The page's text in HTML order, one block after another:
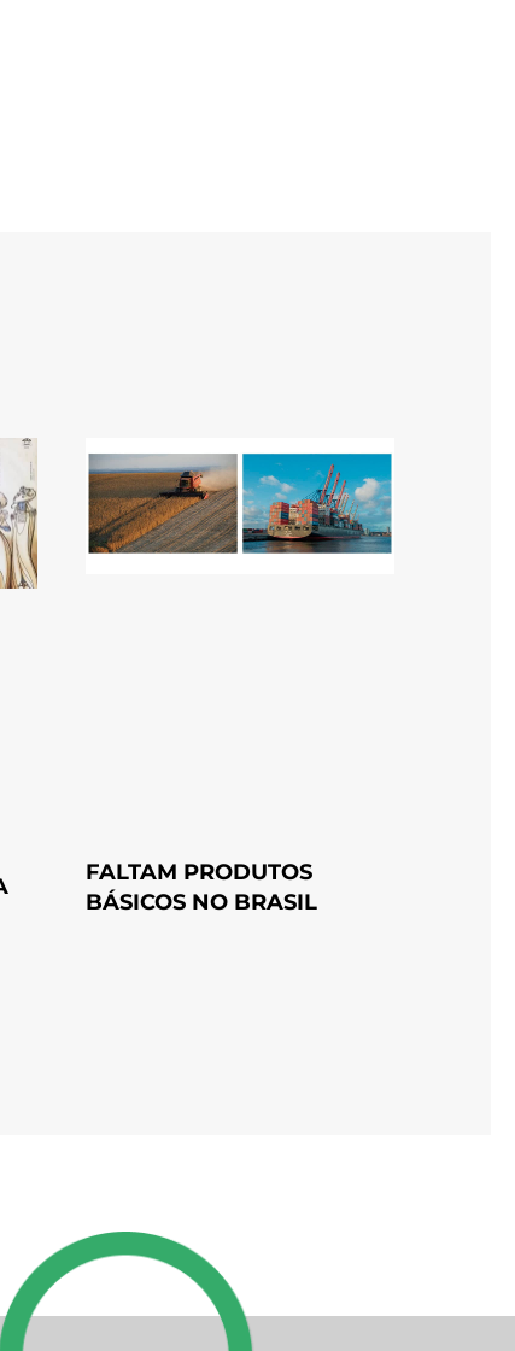
FALTAM PRODUTOS
BÁSICOS NO BRASIL